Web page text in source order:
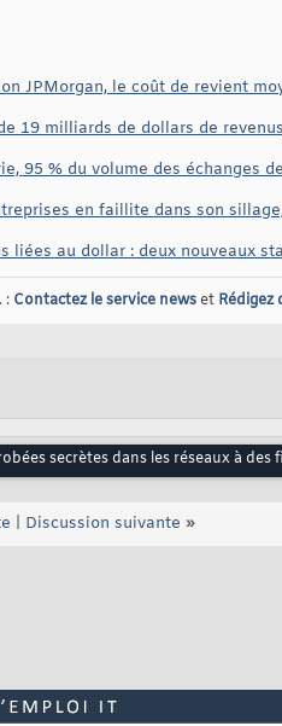
JPMorgan, le coût de revient
19 milliards de dollars de
95 % du volume des échanges
en faillite dans son
liées au dollar : deux nouveaux
: Contactez le service newset Rédigez
secrètes dans les réseaux à des
Discussion suivante »